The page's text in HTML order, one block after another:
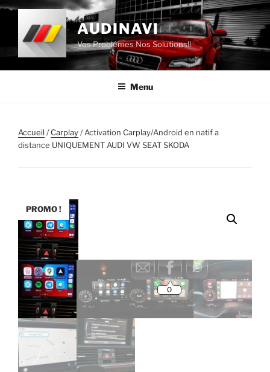
Aller
contenu
principal
AUDINAVI
Vos Problémes Nos Solutions!!
Menu
Accueil/Carplay/ Activation Carplay/Android en natif a
distance UNIQUEMENT AUDI VW SEAT SKODA
PROMO !